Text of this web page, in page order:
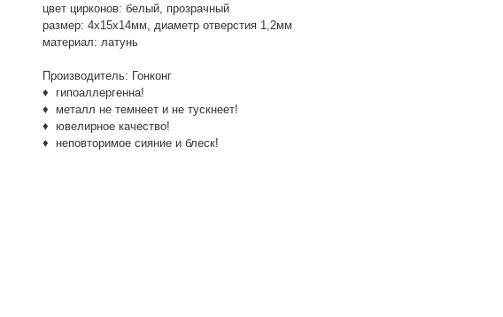
цвет цирконов: белый, прозрачный
размер: 4х15х14мм, диаметр отверстия 1,2мм
материал: латунь
Производитель: Гонконг
♦ гипоаллергенна!
♦ металл не темнеет и не тускнеет!
♦ ювелирное качество!
♦ неповторимое сияние и блеск!